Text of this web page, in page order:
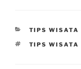
CATEGORIES
TIPS WISATA
TAGS
TIPS WISATA